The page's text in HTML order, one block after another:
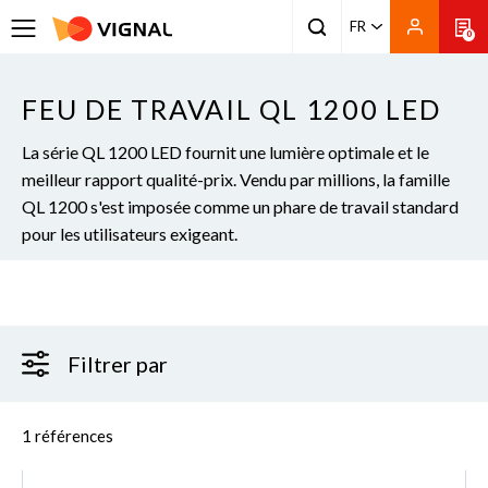
FR 0
FEU DE TRAVAIL QL 1200 LED
La série QL 1200 LED fournit une lumière optimale et le
meilleur rapport qualité-prix. Vendu par millions, la famille
QL 1200 s'est imposée comme un phare de travail standard
pour les utilisateurs exigeant.
Filtrer par
1 références